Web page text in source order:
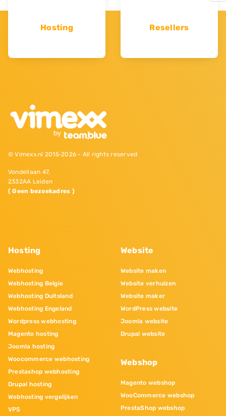
Hosting Resellers
© Vimexx.nl 2015‐2026 - All rights reserved
Vondellaan 47,
2332AA Leiden
( Geen bezoekadres )
Hosting
Webhosting
Webhosting Belgie
Webhosting Duitsland
Webhosting Engeland
Wordpress webhosting
Magento hosting
Joomla hosting
Woocommerce webhosting
Prestashop webhosting
Drupal hosting
Webhosting vergelijken
VPS
Website
Website maken
Website verhuizen
Website maker
WordPress website
Joomla website
Drupal website
Webshop
Magento webshop
WooCommerce webshop
PrestaShop webshop